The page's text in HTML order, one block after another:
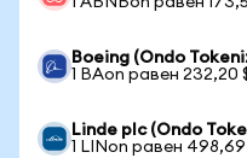
Boeing (Ondo
1 BAon равен 232,20
Linde plc (Ondo
1 LINon равен 498,69